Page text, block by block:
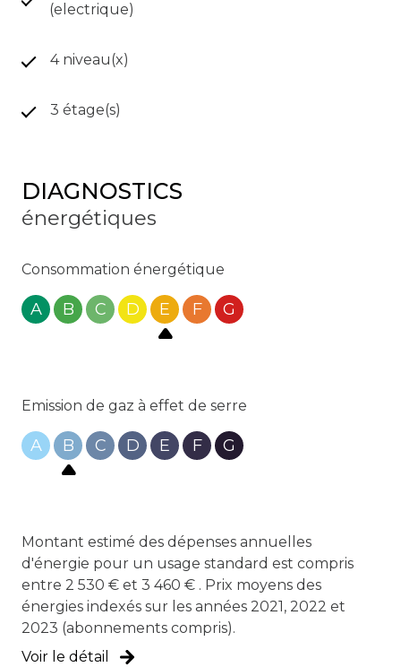
(electrique)
4 niveau(x)
3 étage(s)
DIAGNOSTICS
énergétiques
Consommation énergétique
A B C D E F G
Emission de gaz à effet de serre
A B C D E F G
Montant estimé des dépenses annuelles
d'énergie pour un usage standard est compris
entre 2 530 € et 3 460 € . Prix moyens des
énergies indexés sur les années 2021, 2022 et
2023 (abonnements compris).
Voir le détail